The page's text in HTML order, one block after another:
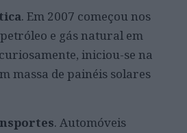
. Em 2007 começou nos
e gás natural em
iniciou-se na
massa de painéis solares
. Automóveis